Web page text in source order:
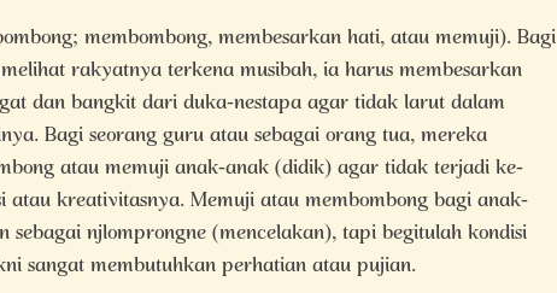
membombong, membesarkan hati, atau memuji). Bagi
rakyatnya terkena musibah, ia harus membesarkan
dan bangkit dari duka-nestapa agar tidak larut dalam
Bagi seorang guru atau sebagai orang tua, mereka
atau memuji anak-anak (didik) agar tidak terjadi ke-
kreativitasnya. Memuji atau membombong bagi anak-
njlomprongne (mencelakan), tapi begitulah kondisi
sangat membutuhkan perhatian atau pujian.